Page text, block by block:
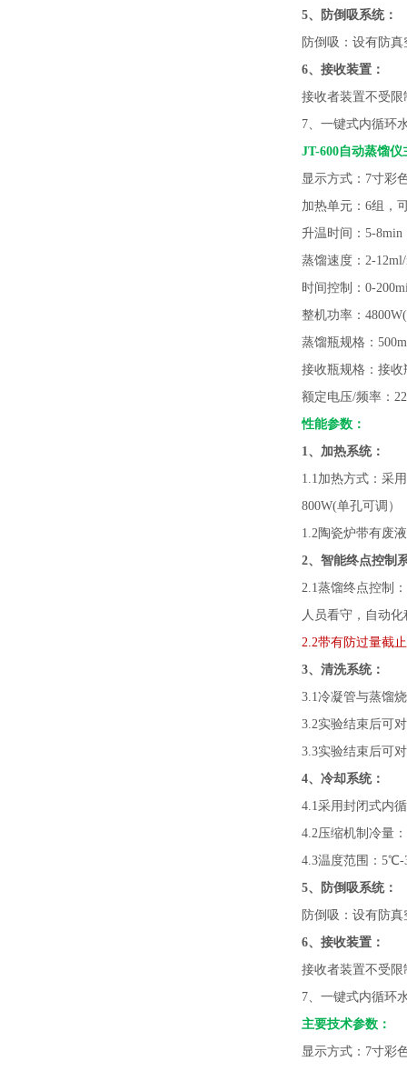
5、防倒吸系统：
防倒吸：设有防
6、接收装置：
接收者装置不受
7、 一键式内循环
JT-600自动蒸馏仪
显示方式： 7寸彩
加热单元： 6组
升温时间： 5-8min
蒸馏速度： 2-
时间控制： 0-
整机功率：
蒸馏瓶规格：
接收瓶规格：接
额定电压/频率：
性能参数：
1、 加热系统：
1.1加热方式：采
800W(单孔可调）
1.2陶瓷炉带有废
2、智能终点控制
2.1蒸馏终点控制：
人员看守，自动
2.2带有防过量截
3、清洗系统：
3.1冷凝管与蒸馏
3.2实验结束后可
3.3实验结束后可
4、冷却系统：
4.1采用封闭式内
4.2压缩机制冷量
4.3温度范围：
5、防倒吸系统：
防倒吸：设有防
6、接收装置：
接收者装置不受
7、 一键式内循环
主要技术参数：
显示方式： 7寸彩